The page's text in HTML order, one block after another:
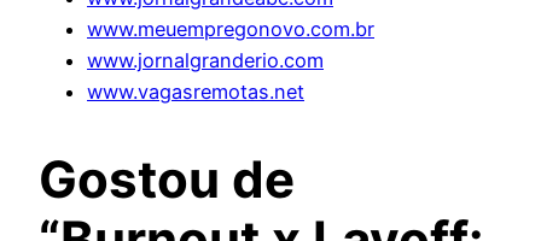
www.meuempregonovo.com.br
www.jornalgranderio.com
www.vagasremotas.net
Gostou de